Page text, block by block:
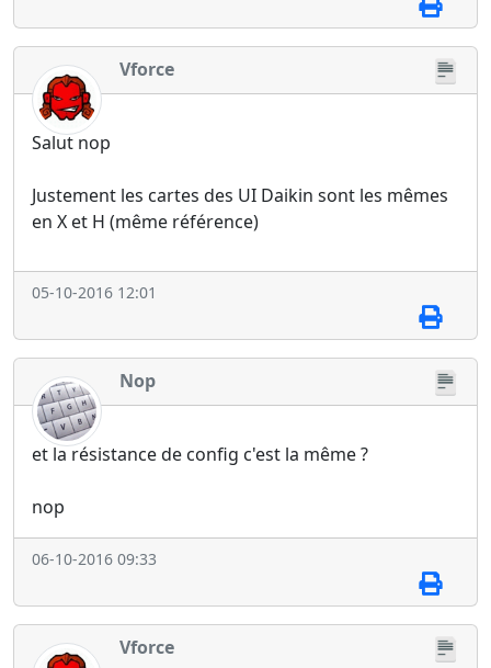
Vforce
Salut nop
Justement les cartes des UI Daikin sont les mêmes
en X et H (même référence)
05-10-2016 12:01
Nop
et la résistance de config c'est la même ?
nop
06-10-2016 09:33
Vforce